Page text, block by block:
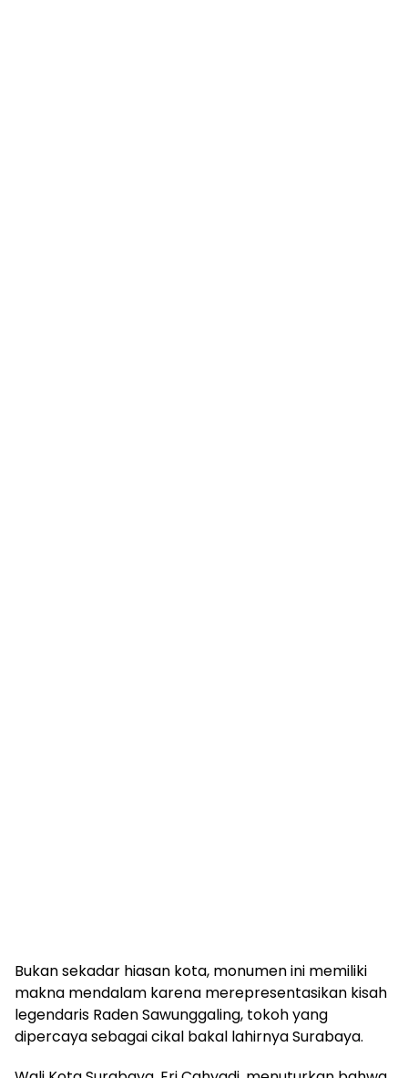
Bukan sekadar hiasan kota, monumen ini memiliki
makna mendalam karena merepresentasikan kisah
legendaris Raden Sawunggaling, tokoh yang
dipercaya sebagai cikal bakal lahirnya Surabaya.